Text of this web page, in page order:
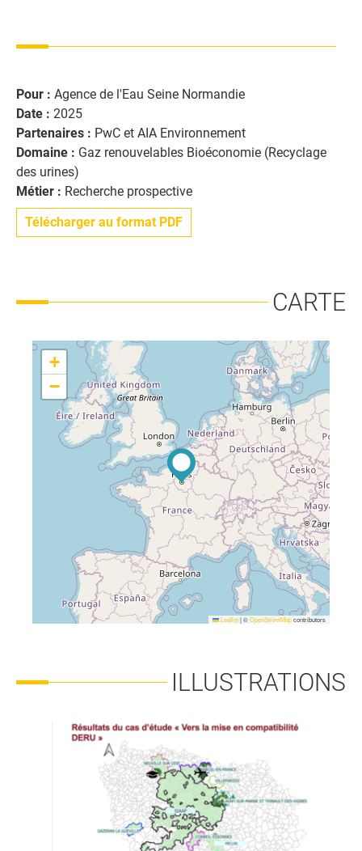
Pour : Agence de l'Eau Seine Normandie
Date : 2025
Partenaires : PwC et AIA Environnement
Domaine : Gaz renouvelables Bioéconomie (Recyclage
des urines)
Métier : Recherche prospective
Télécharger au format PDF
CARTE
+
−
Leaflet |©OpenStreetMapcontributors
ILLUSTRATIONS